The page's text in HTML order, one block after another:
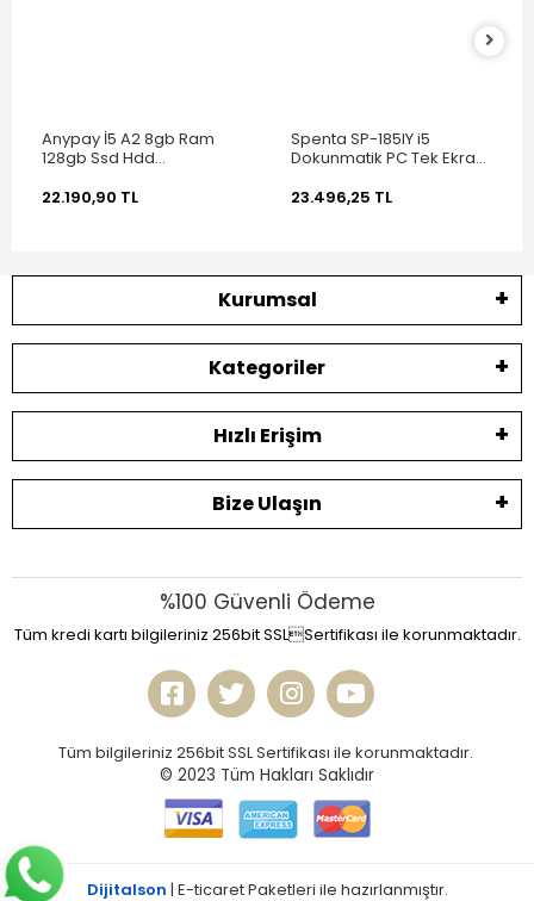
Anypay İ5 A2 8gb Ram
128gb Ssd Hdd
4,Nesil Tek Ekran
22.190,90 TL
Spenta SP-185IY i5
Dokunmatik PC Tek Ekran
23.496,25 TL
Kurumsal
Kategoriler
Hızlı Erişim
Bize Ulaşın
%100 Güvenli Ödeme
Tüm kredi kartı bilgileriniz 256bit SSLSertifikası ile korunmaktadır.
Tüm bilgileriniz 256bit SSL Sertifikası ile korunmaktadır.
© 2023 Tüm Hakları Saklıdır
Dijitalson | E-ticaret Paketleri ile hazırlanmıştır.